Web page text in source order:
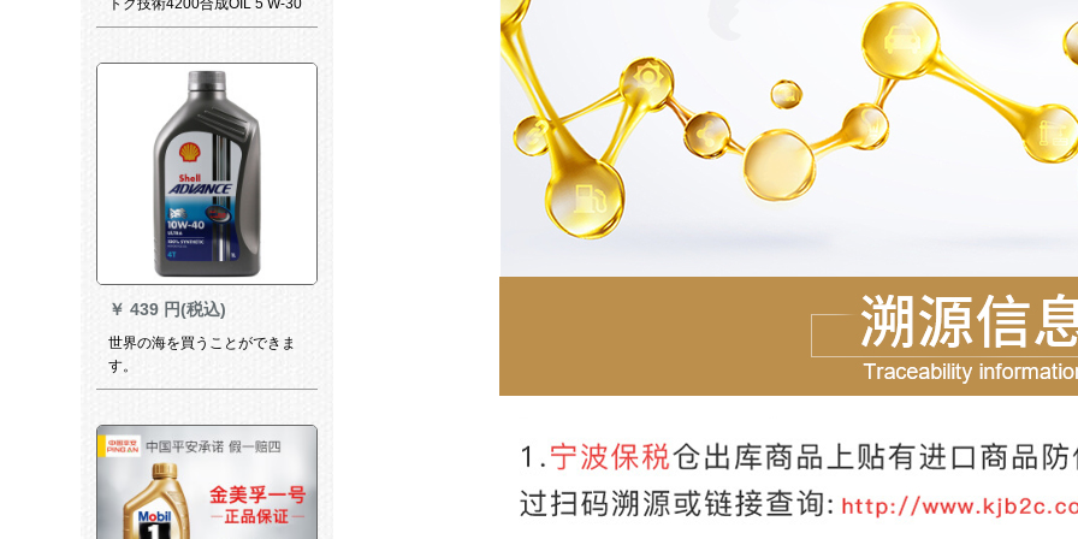
SN/CF A 5/B 5/C 3 L（ドイツ
￥ 439 円(税込)
世界の海を買うことができま
す。